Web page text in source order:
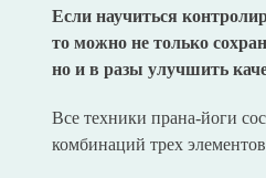
Если научиться
то можно не только
но и в разы улучшить
Все техники прана-йоги
комбинаций трех